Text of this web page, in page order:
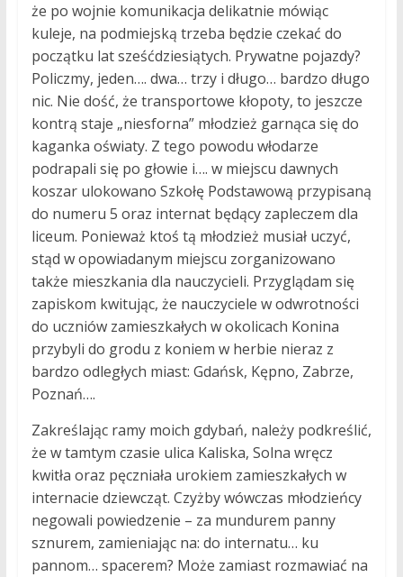
że po wojnie komunikacja delikatnie mówiąc
kuleje, na podmiejską trzeba będzie czekać do
początku lat sześćdziesiątych. Prywatne pojazdy?
Policzmy, jeden…. dwa… trzy i długo… bardzo długo
nic. Nie dość, że transportowe kłopoty, to jeszcze
kontrą staje „niesforna” młodzież garnąca się do
kaganka oświaty. Z tego powodu włodarze
podrapali się po głowie i…. w miejscu dawnych
koszar ulokowano Szkołę Podstawową przypisaną
do numeru 5 oraz internat będący zapleczem dla
liceum. Ponieważ ktoś tą młodzież musiał uczyć,
stąd w opowiadanym miejscu zorganizowano
także mieszkania dla nauczycieli. Przyglądam się
zapiskom kwitując, że nauczyciele w odwrotności
do uczniów zamieszkałych w okolicach Konina
przybyli do grodu z koniem w herbie nieraz z
bardzo odległych miast: Gdańsk, Kępno, Zabrze,
Poznań….
Zakreślając ramy moich gdybań, należy podkreślić,
że w tamtym czasie ulica Kaliska, Solna wręcz
kwitła oraz pęczniała urokiem zamieszkałych w
internacie dziewcząt. Czyżby wówczas młodzieńcy
negowali powiedzenie – za mundurem panny
sznurem, zamieniając na: do internatu… ku
pannom… spacerem? Może zamiast rozmawiać na